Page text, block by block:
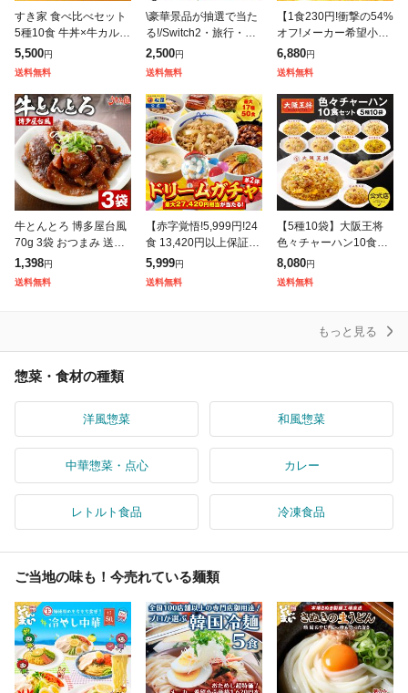
すき家 食べ比べセット
5種10食 牛丼×牛カルビ
丼×豚生姜焼き丼×炭火
やきとり丼×横濱カレー
ール)】C
5,500円
送料無料
\豪華景品が抽選で当た
る!/Switch2・旅行・
米・和牛・ReFa・Dys
on・Apple Watch・Air
2,500円
送料無料
【1食230円!衝撃の54%
オフ!メーカー希望小売
価格15,000円→6,880
円】 牛めしの具(プレミ
6,880円
送料無料
牛とんとろ 博多屋台風
70g 3袋 おつまみ 送料
無料 お試し 国産 和牛
牛肉 トントロ 豚とろ
1,398円
送料無料
【赤字覚悟!5,999円!24
食 13,420円以上保証!】
松屋 新春 ドリームガチ
ャ 福袋 2026 最大27,42
5,999円
送料無料
【5種10袋】大阪王将
色々チャーハン10食セ
ット【エビ塩炒飯×2豚
カルビ炒飯×2カレー炒
8,080円
送料無料
もっと見る
惣菜・食材の種類
洋風惣菜 和風惣菜
中華惣菜・点心 カレー
レトルト食品 冷凍食品
ご当地の味も！今売れている麺類